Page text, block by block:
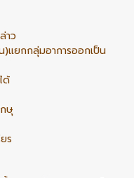
าว
)แยกกลุ่มอาการออกเป็น
ด้
ษุ
ร